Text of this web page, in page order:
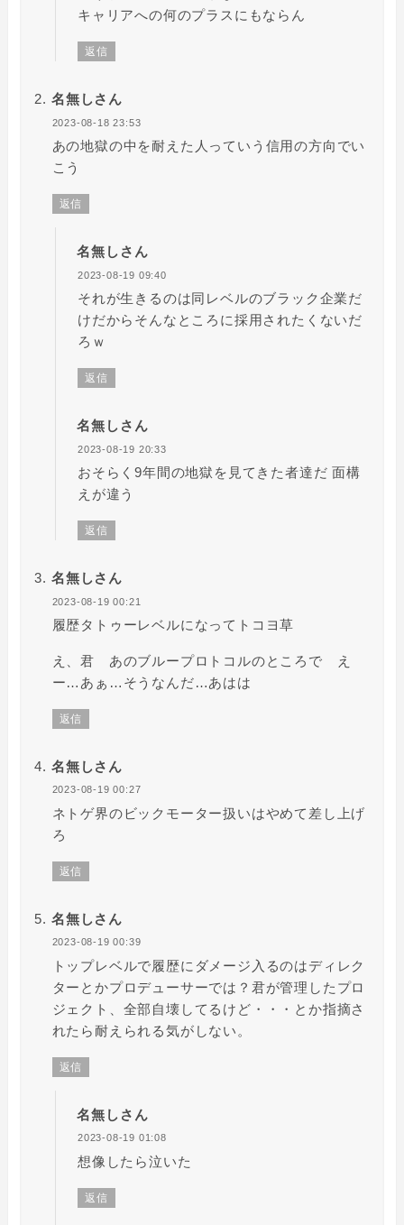
キャリアへの何のプラスにもならん
返信
名無しさん
2023-08-18 23:53
あの地獄の中を耐えた人っていう信用の方向でい
こう
返信
名無しさん
2023-08-19 09:40
それが生きるのは同レベルのブラック企業だ
けだからそんなところに採用されたくないだ
ろｗ
返信
名無しさん
2023-08-19 20:33
おそらく9年間の地獄を見てきた者達だ 面構
えが違う
返信
名無しさん
2023-08-19 00:21
履歴タトゥーレベルになってトコヨ草
え、君 あのブループロトコルのところで え
ー…あぁ…そうなんだ…あはは
返信
名無しさん
2023-08-19 00:27
ネトゲ界のビックモーター扱いはやめて差し上げ
ろ
返信
名無しさん
2023-08-19 00:39
トップレベルで履歴にダメージ入るのはディレク
ターとかプロデューサーでは？君が管理したプロ
ジェクト、全部自壊してるけど・・・とか指摘さ
れたら耐えられる気がしない。
返信
名無しさん
2023-08-19 01:08
想像したら泣いた
返信